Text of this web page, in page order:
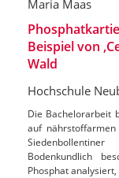
Maria Maas
Beispiel von
Wald
Hochschule
Die Bachelorarbeit
auf
Bodenkundlich
Phosphat